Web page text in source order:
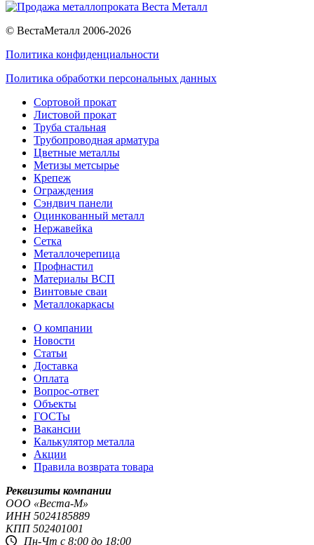
© ВестаМеталл 2006-2026
Политика конфиденциальности
Политика обработки персональных данных
Сортовой прокат
Листовой прокат
Труба стальная
Трубопроводная арматура
Цветные металлы
Метизы метсырье
Крепеж
Ограждения
Сэндвич панели
Оцинкованный металл
Нержавейка
Сетка
Металлочерепица
Профнастил
Материалы ВСП
Винтовые сваи
Металлокаркасы
О компании
Новости
Статьи
Доставка
Оплата
Вопрос-ответ
Объекты
ГОСТы
Вакансии
Калькулятор металла
Акции
Правила возврата товара
Реквизиты компании
OOO «Веста-М»
ИНН5024185889
КПП502401001
Пн-Чт с 8:00 до 18:00